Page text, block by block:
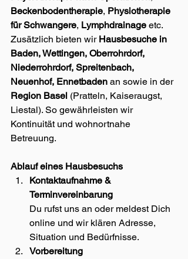
Beckenbodentherapie, Physiotherapie
für Schwangere, Lymphdrainage etc.
Zusätzlich bieten wir Hausbesuche in
Baden, Wettingen, Oberrohrdorf,
Niederrohrdorf, Spreitenbach,
Neuenhof, Ennetbaden an sowie in der
Region Basel (Pratteln, Kaiseraugst,
Liestal). So gewährleisten wir
Kontinuität und wohnortnahe
Betreuung.
Ablauf eines Hausbesuchs
Kontaktaufnahme &
Terminvereinbarung
Du rufst uns an oder meldest Dich
online und wir klären Adresse,
Situation und Bedürfnisse.
Vorbereitung